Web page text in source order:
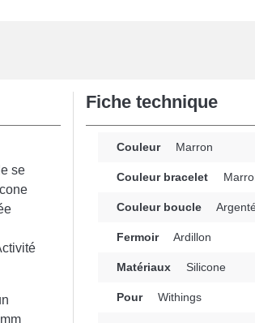
se
Fiche technique
Couleur Marron
Couleur bracelet
Couleur boucle
Fermoir Ardillon
Matériaux Silicone
Pour Withings